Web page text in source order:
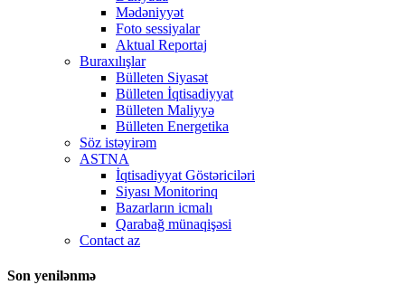
Mədəniyyət
Foto sessiyalar
Aktual Reportaj
Buraxılışlar
Bülleten Siyasət
Bülleten İqtisadiyyat
Bülleten Maliyyə
Bülleten Energetika
Söz istəyirəm
ASTNA
İqtisadiyyat Göstəriciləri
Siyası Monitorinq
Bazarların icmalı
Qarabağ münaqişəsi
Contact az
Son yenilənmə